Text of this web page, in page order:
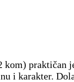
kom) praktičan
i karakter.